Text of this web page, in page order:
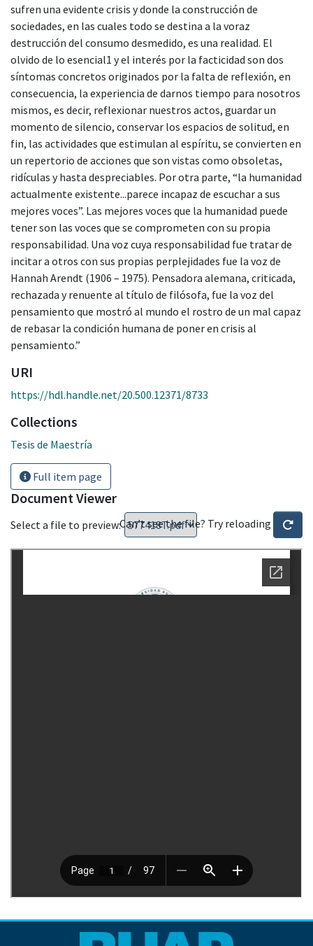
sufren una evidente crisis y donde la construcción de
sociedades, en las cuales todo se destina a la voraz
destrucción del consumo desmedido, es una realidad. El
olvido de lo esencial1 y el interés por la facticidad son dos
síntomas concretos originados por la falta de reflexión, en
consecuencia, la experiencia de darnos tiempo para nosotros
mismos, es decir, reflexionar nuestros actos, guardar un
momento de silencio, conservar los espacios de solitud, en
fin, las actividades que estimulan al espíritu, se convierten en
un repertorio de acciones que son vistas como obsoletas,
ridículas y hasta despreciables. Por otra parte, “la humanidad
actualmente existente...parece incapaz de escuchar a sus
mejores voces”. Las mejores voces que la humanidad puede
tener son las voces que se comprometen con su propia
responsabilidad. Una voz cuya responsabilidad fue tratar de
incitar a otros con sus propias perplejidades fue la voz de
Hannah Arendt (1906 – 1975). Pensadora alemana, criticada,
rechazada y renuente al título de filósofa, fue la voz del
pensamiento que mostró al mundo el rostro de un mal capaz
de rebasar la condición humana de poner en crisis al
pensamiento.”
URI
https://hdl.handle.net/20.500.12371/8733
Collections
Tesis de Maestría
Full item page
Document Viewer
Select a file to preview:Can't see the file? Try reloading